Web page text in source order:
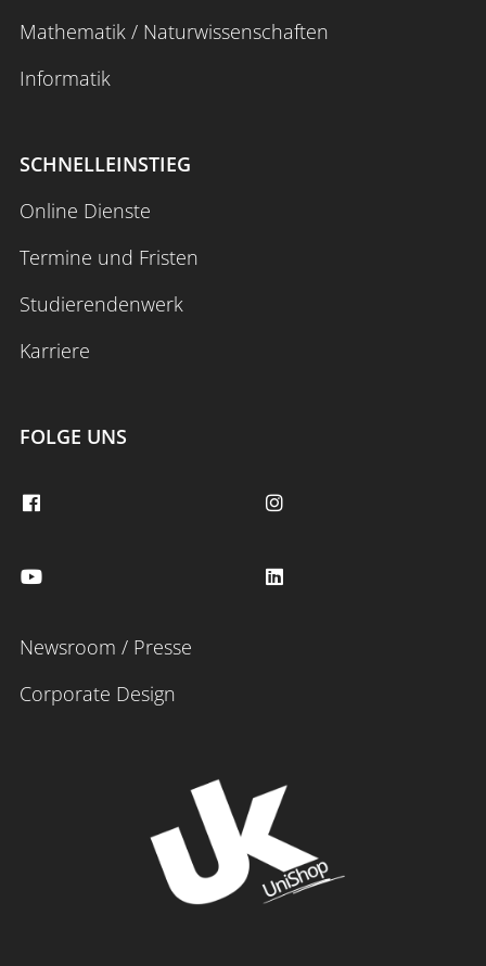
Mathematik / Naturwissenschaften
Informatik
SCHNELLEINSTIEG
Online Dienste
Termine und Fristen
Studierendenwerk
Karriere
FOLGE UNS
Newsroom / Presse
Corporate Design